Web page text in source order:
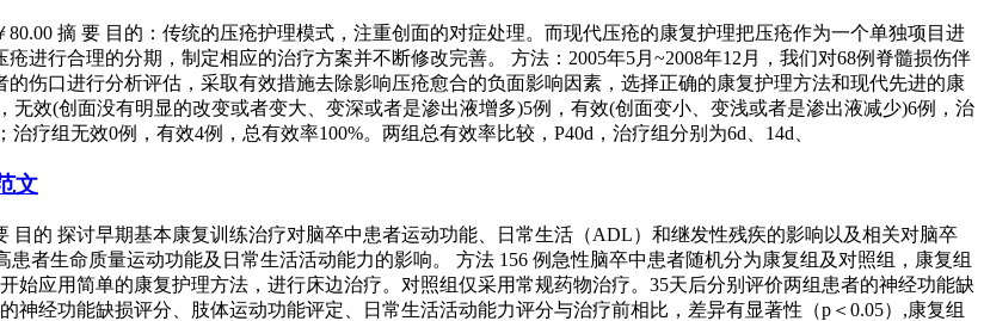
摘 要 目的：传统的压疮护理模式，注重创面的对症处理。而现代压疮的康复护理把压疮作为一个单独项目进
进行合理的分期，制定相应的治疗方案并不断修改完善。 方法：2005年5月~2008年12月，我们对68例脊髓损伤伴
伤口进行分析评估，采取有效措施去除影响压疮愈合的负面影响因素，选择正确的康复护理方法和现代先进的康
效(创面没有明显的改变或者变大、变深或者是渗出液增多)5例，有效(创面变小、变浅或者是渗出液减少)6例，治
疗组无效0例，有效4例，总有效率100%。两组总有效率比较，P40d，治疗组分别为6d、14d、
文
的 探讨早期基本康复训练治疗对脑卒中患者运动功能、日常生活（ADL）和继发性残疾的影响以及相关对脑卒
者生命质量运动功能及日常生活活动能力的影响。 方法 156 例急性脑卒中患者随机分为康复组及对照组，康复组
始应用简单的康复护理方法，进行床边治疗。对照组仅采用常规药物治疗。35天后分别评价两组患者的神经功能缺
经功能缺损评分、肢体运动功能评定、日常生活活动能力评分与治疗前相比，差异有显著性（p＜0.05）,康复组